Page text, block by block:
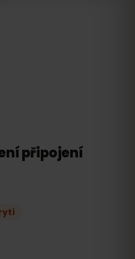
připojení